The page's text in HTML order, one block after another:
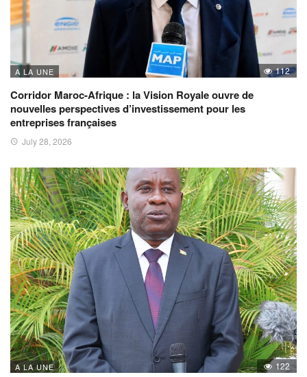
A LA UNE 112
Corridor Maroc-Afrique : la Vision Royale ouvre de
nouvelles perspectives d’investissement pour les
entreprises françaises
July 28, 2026
A LA UNE 122